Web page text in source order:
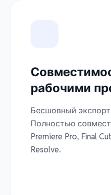
рабочими
Бесшовный экспорт
Полностью
Premiere Pro, Final
Resolve.